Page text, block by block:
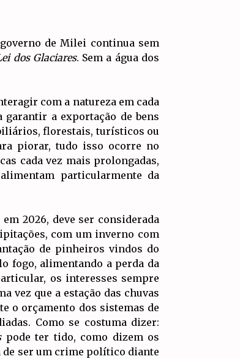
de Milei continua sem
dos Glaciares. Sem a água dos
com a natureza em cada
a exportação de bens
florestais, turísticos ou
piorar, tudo isso ocorre no
cada vez mais prolongadas,
particularmente da
2026, deve ser considerada
com um inverno com
de pinheiros vindos do
fogo, alimentando a perda da
os interesses sempre
vez que a estação das chuvas
o orçamento dos sistemas de
Como se costuma dizer:
pode ter tido, como dizem os
de ser um crime político diante